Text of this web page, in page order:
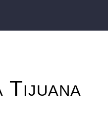
Tijuana